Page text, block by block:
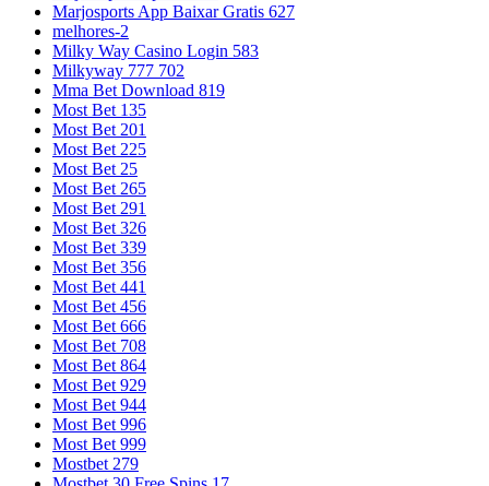
Marjosports App Baixar Gratis 627
melhores-2
Milky Way Casino Login 583
Milkyway 777 702
Mma Bet Download 819
Most Bet 135
Most Bet 201
Most Bet 225
Most Bet 25
Most Bet 265
Most Bet 291
Most Bet 326
Most Bet 339
Most Bet 356
Most Bet 441
Most Bet 456
Most Bet 666
Most Bet 708
Most Bet 864
Most Bet 929
Most Bet 944
Most Bet 996
Most Bet 999
Mostbet 279